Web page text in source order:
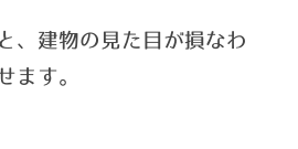
、建物の見た目が損なわ
ます。